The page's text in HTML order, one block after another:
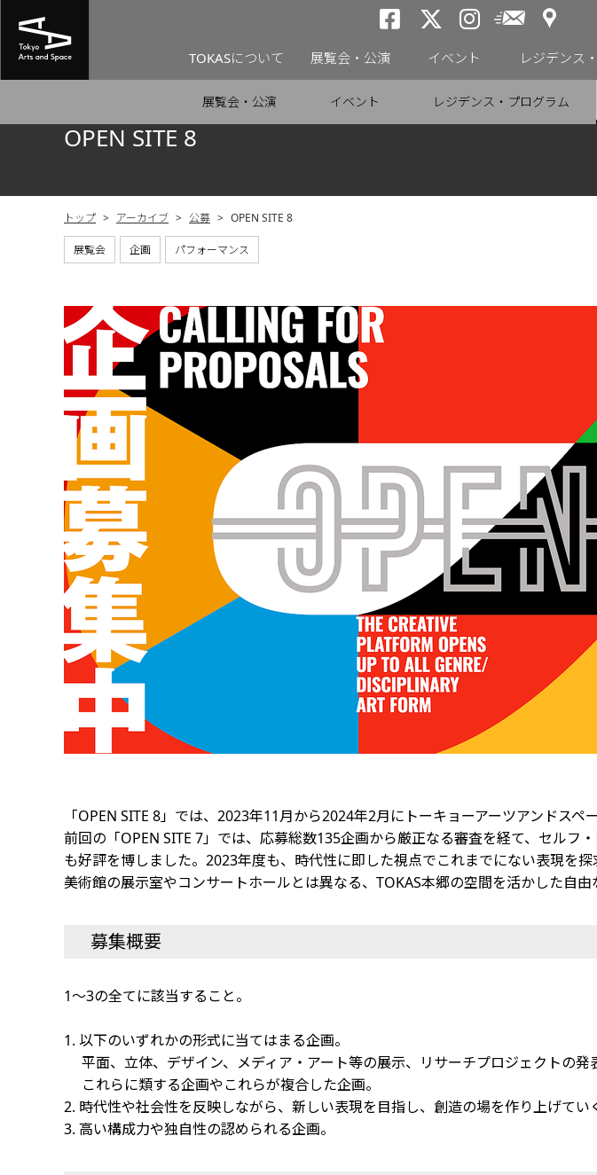
トーキョー
トーキョ
トーキ
メー
ア
TOKASについて 展覧会・公演 イベント レジデンス
展覧会・公演 イベント レジデンス・プログラム
OPEN SITE 8
トップ > アーカイブ > 公募 > OPEN SITE 8
展覧会 企画 パフォーマンス
「OPEN SITE 8」では、2023年11月から2024年2月にトーキョーアーツアンドスペ
前回の「OPEN SITE 7」では、応募総数135企画から厳正なる審査を経て、セル
も好評を博しました。2023年度も、時代性に即した視点でこれまでにない表現を
美術館の展示室やコンサートホールとは異なる、TOKAS本郷の空間を活かした自由
募集概要
1～3の全てに該当すること。
1. 以下のいずれかの形式に当てはまる企画。
平面、立体、デザイン、メディア・アート等の展示、リサーチプロジェクトの発
これらに類する企画やこれらが複合した企画。
2. 時代性や社会性を反映しながら、新しい表現を目指し、創造の場を作り上げてい
3. 高い構成力や独自性の認められる企画。